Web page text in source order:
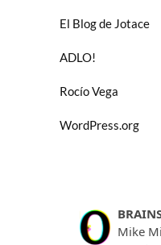
El Blog de Jotace
ADLO!
Rocío Vega
WordPress.org